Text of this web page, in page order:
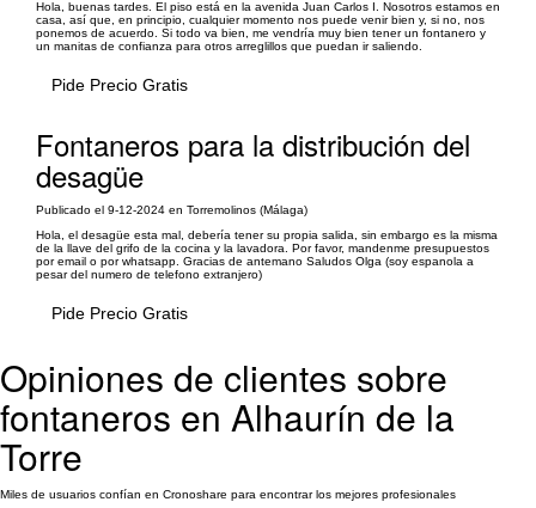
Hola, buenas tardes. El piso está en la avenida Juan Carlos I. Nosotros estamos en
casa, así que, en principio, cualquier momento nos puede venir bien y, si no, nos
ponemos de acuerdo. Si todo va bien, me vendría muy bien tener un fontanero y
un manitas de confianza para otros arreglillos que puedan ir saliendo.
Pide Precio Gratis
Fontaneros para la distribución del
desagüe
Publicado el 9-12-2024 en Torremolinos (Málaga)
Hola, el desagüe esta mal, debería tener su propia salida, sin embargo es la misma
de la llave del grifo de la cocina y la lavadora. Por favor, mandenme presupuestos
por email o por whatsapp. Gracias de antemano Saludos Olga (soy espanola a
pesar del numero de telefono extranjero)
Pide Precio Gratis
Opiniones de clientes sobre
fontaneros en Alhaurín de la
Torre
Miles de usuarios confían en Cronoshare para encontrar los mejores profesionales